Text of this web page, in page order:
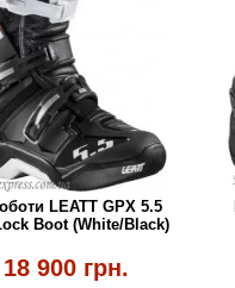
LEATT GPX 5.5
Boot (White/Black)
18 900 грн.